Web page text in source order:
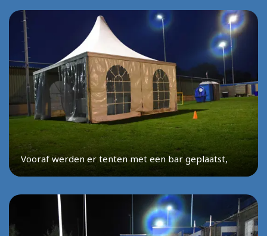
Vooraf werden er tenten met een bar geplaatst,